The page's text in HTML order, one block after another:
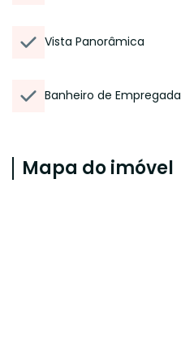
Vista Panorâmica
Banheiro de Empregada
Mapa do imóvel